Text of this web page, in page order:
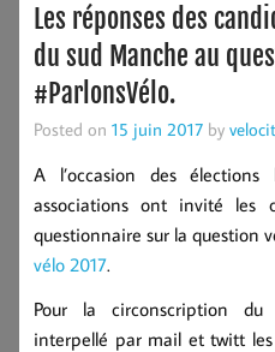
Les réponses des
du sud Manche au
#ParlonsVélo.
Posted on 15 juin 2017 by
A l’occasion des
associations ont invité les
questionnaire sur la question
vélo 2017.
Pour la circonscription
interpellé par mail et twitt